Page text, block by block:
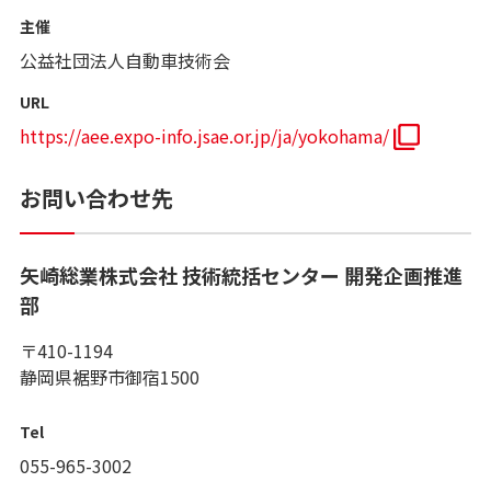
主催
公益社団法人自動車技術会
URL
https://aee.expo-info.jsae.or.jp/ja/yokohama/
お問い合わせ先
矢崎総業株式会社 技術統括センター 開発企画推進
部
〒410-1194
静岡県裾野市御宿1500
Tel
055-965-3002